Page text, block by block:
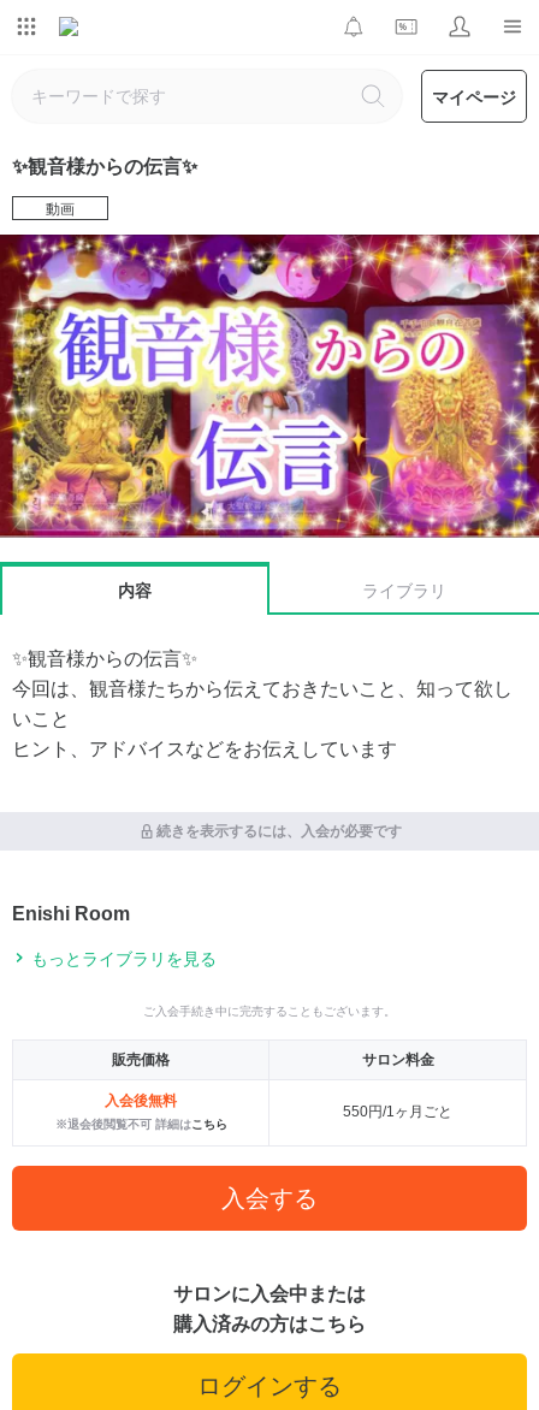
マイページ
✨観音様からの伝言✨
動画
内容 ライブラリ
✨観音様からの伝言✨
今回は、観音様たちから伝えておきたいこと、知って欲し
いこと
ヒント、アドバイスなどをお伝えしています
続きを表示するには、入会が必要です
Enishi Room
もっとライブラリを見る
ご入会手続き中に完売することもございます。
販売価格 サロン料金
入会後無料
※退会後閲覧不可 詳細はこちら
550円/1ヶ月ごと
入会する
サロンに入会中または
購入済みの方はこちら
ログインする